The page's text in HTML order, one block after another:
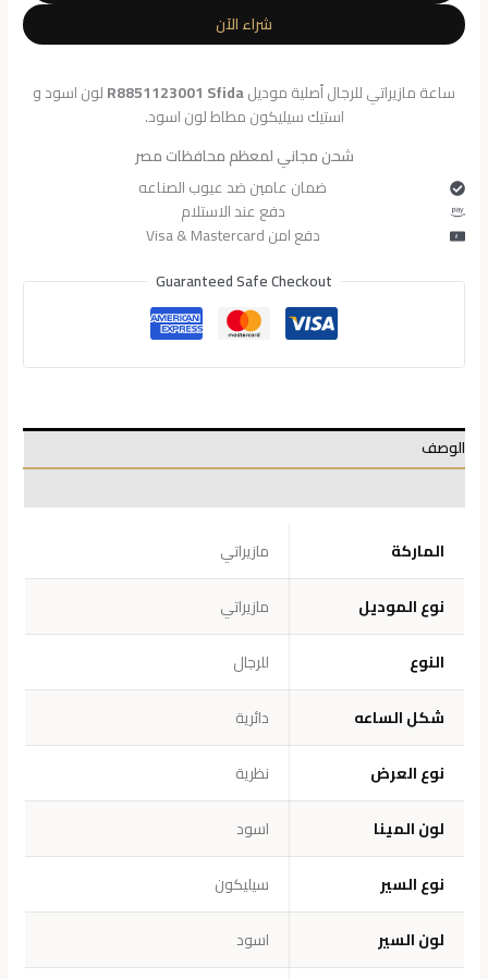
R8851123001
شراء الآن
ساعة مازيراتي للرجال أصلية موديل
لون اسود و
استيك سيليكون مطاط لون اسود.
شحن مجاني لمعظم محافظات مصر
ضمان عامين ضد عيوب الصناعه
دفع عند الاستلام
دفع امن Visa & Mastercard
Guaranteed Safe Checkout
الوصف
الماركة
مازيراتي
نوع الموديل
مازيراتي
النوع
للرجال
شكل الساعه
دائرية
نوع العرض
نظرية
لون المينا
اسود
نوع السير
سيليكون
لون السير
اسود